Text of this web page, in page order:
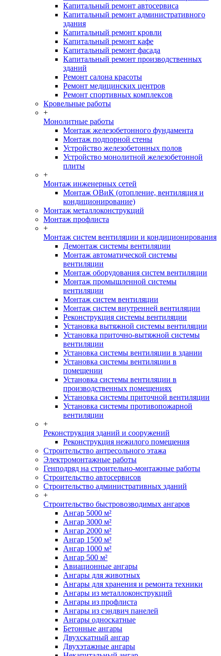
Капитальный ремонт автосервиса
Капитальный ремонт административного
здания
Капитальный ремонт кровли
Капитальный ремонт кафе
Капитальный ремонт фасада
Капитальный ремонт производственных
зданий
Ремонт салона красоты
Ремонт медицинских центров
Ремонт спортивных комплексов
Кровельные работы
+
Монолитные работы
Монтаж железобетонного фундамента
Монтаж подпорной стены
Устройство железобетонных полов
Устройство монолитной железобетонной
плиты
+
Монтаж инженерных сетей
Монтаж ОВиК (отопление, вентиляция и
кондиционирование)
Монтаж металлоконструкций
Монтаж профлиста
+
Монтаж систем вентиляции и кондиционирования
Демонтаж системы вентиляции
Монтаж автоматической системы
вентиляции
Монтаж оборудования систем вентиляции
Монтаж промышленной системы
вентиляции
Монтаж систем вентиляции
Монтаж систем внутренней вентиляции
Реконструкция системы вентиляции
Установка вытяжной системы вентиляции
Установка приточно-вытяжной системы
вентиляции
Установка системы вентиляции в здании
Установка системы вентиляции в
помещении
Установка системы вентиляции в
производственных помещениях
Установка системы приточной вентиляции
Установка системы противопожарной
вентиляции
+
Реконструкция зданий и сооружений
Реконструкция нежилого помещения
Строительство антресольного этажа
Электромонтажные работы
Генподряд на строительно-монтажные работы
Строительство автосервисов
Строительство административных зданий
+
Строительство быстровозводимых ангаров
Ангар 5000 м²
Ангар 3000 м²
Ангар 2000 м²
Ангар 1500 м²
Ангар 1000 м²
Ангар 500 м²
Авиационные ангары
Ангары для животных
Ангары для хранения и ремонта техники
Ангары из металлоконструкций
Ангары из профлиста
Ангары из сэндвич панелей
Ангары односкатные
Бетонные ангары
Двухскатный ангар
Двухэтажные ангары